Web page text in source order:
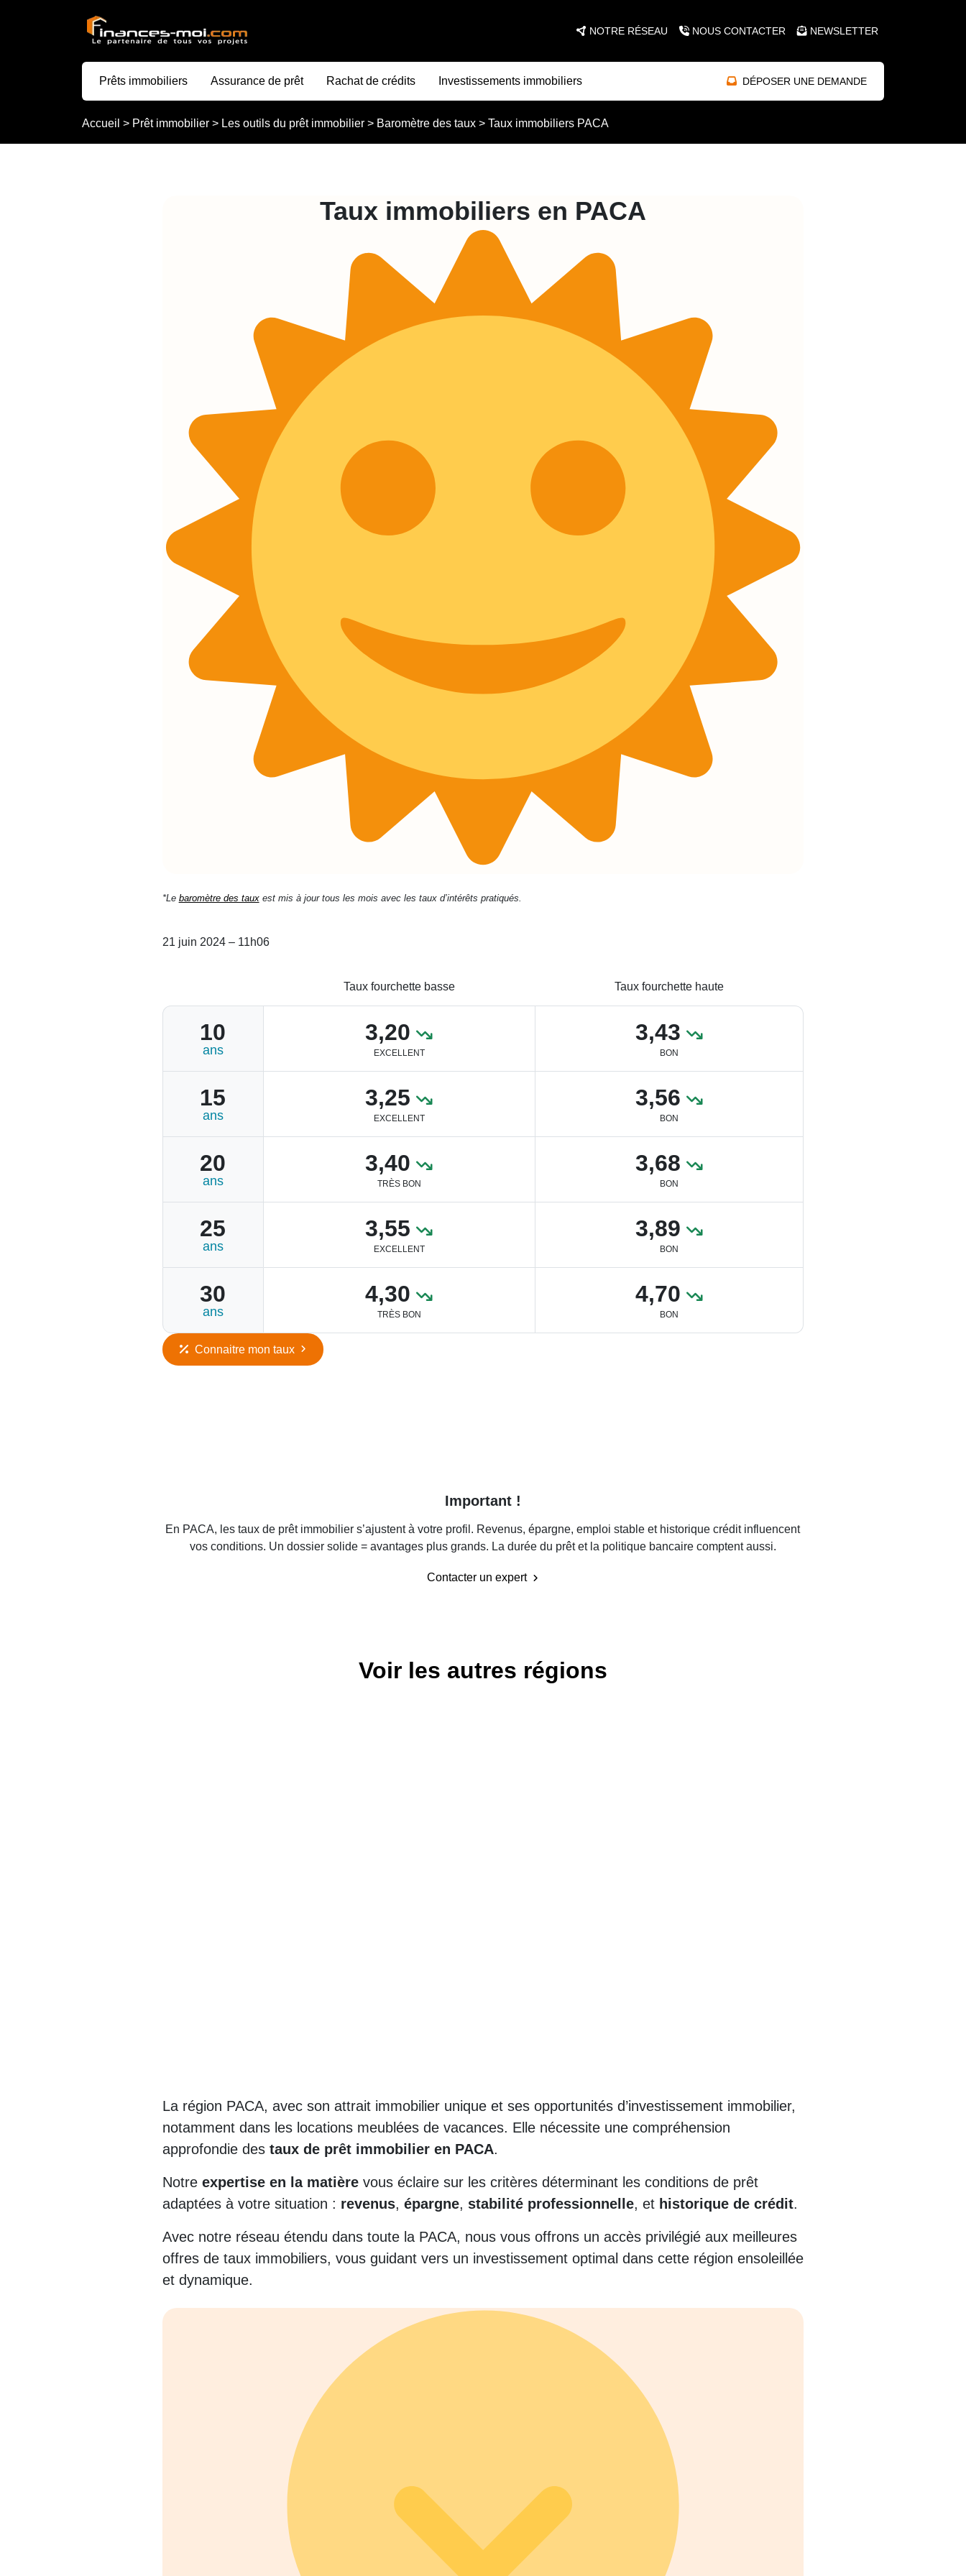
NOTRE RÉSEAU NOUS CONTACTER NEWSLETTER
Prêts immobiliers Assurance de prêt Rachat de crédits Investissements immobiliers DÉPOSER UNE DEMANDE
Accueil > Prêt immobilier > Les outils du prêt immobilier > Baromètre des taux > Taux immobiliers PACA
Taux immobiliers en PACA
*Le baromètre des taux est mis à jour tous les mois avec les taux d’intérêts pratiqués.
21 juin 2024 – 11h06
Taux fourchette basse Taux fourchette haute
10
ans
3,20
EXCELLENT
3,43
BON
15
ans
3,25
EXCELLENT
3,56
BON
20
ans
3,40
TRÈS BON
3,68
BON
25
ans
3,55
EXCELLENT
3,89
BON
30
ans
4,30
TRÈS BON
4,70
BON
Connaitre mon taux
Important !
En PACA, les taux de prêt immobilier s’ajustent à votre profil. Revenus, épargne, emploi stable et historique crédit influencent
vos conditions. Un dossier solide = avantages plus grands. La durée du prêt et la politique bancaire comptent aussi.
Contacter un expert
Voir les autres régions
La région PACA, avec son attrait immobilier unique et ses opportunités d’investissement immobilier,
notamment dans les locations meublées de vacances. Elle nécessite une compréhension
approfondie des taux de prêt immobilier en PACA.
Notre expertise en la matièrevous éclaire sur les critères déterminant les conditions de prêt
adaptées à votre situation : revenus, épargne, stabilité professionnelle, et historique de crédit.
Avec notre réseau étendu dans toute la PACA, nous vous offrons un accès privilégié aux meilleures
offres de taux immobiliers, vous guidant vers un investissement optimal dans cette région ensoleillée
et dynamique.